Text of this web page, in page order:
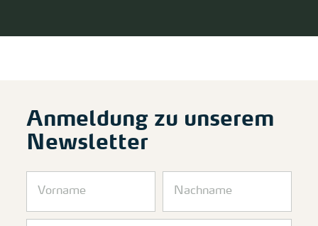
Anmeldung zu unserem
Newsletter